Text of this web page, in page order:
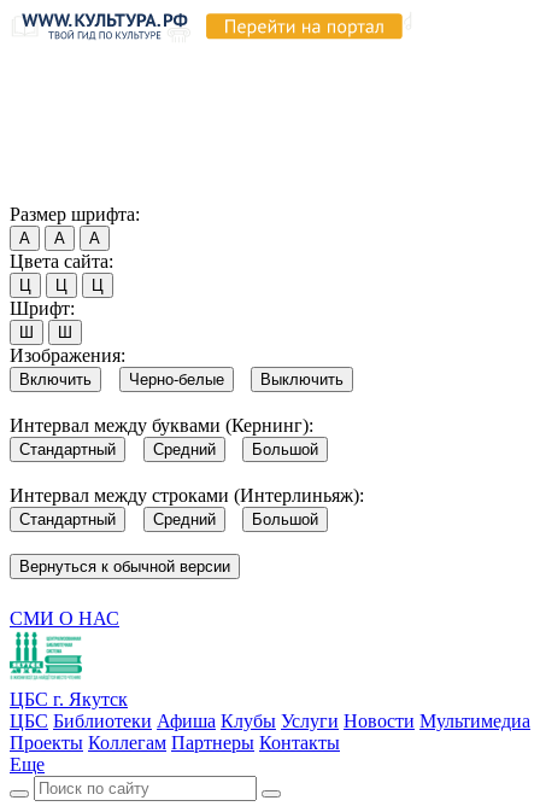
Размер шрифта:
А А А
Цвета сайта:
Ц Ц Ц
Шрифт:
Ш Ш
Изображения:
Включить Черно-белые Выключить
Интервал между буквами (Кернинг):
Стандартный Средний Большой
Интервал между строками (Интерлиньяж):
Стандартный Средний Большой
Вернуться к обычной версии
СМИ О НАС
ЦБС г. Якутск
ЦБС Библиотеки Афиша Клубы Услуги Новости Мультимедиа
Проекты Коллегам Партнеры Контакты
Еще